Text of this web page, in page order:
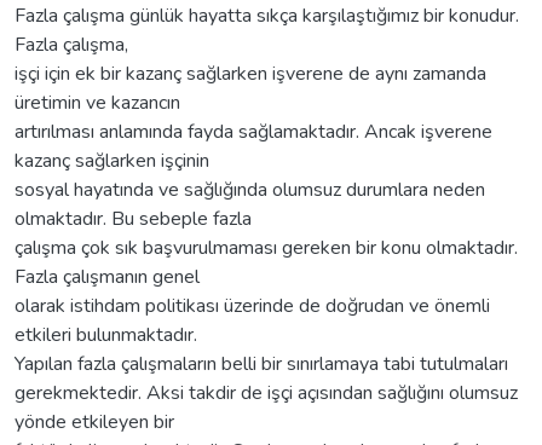
Fazla çalışma günlük hayatta sıkça karşılaştığımız bir konudur.
Fazla çalışma,
işçi için ek bir kazanç sağlarken işverene de aynı zamanda
üretimin ve kazancın
artırılması anlamında fayda sağlamaktadır. Ancak işverene
kazanç sağlarken işçinin
sosyal hayatında ve sağlığında olumsuz durumlara neden
olmaktadır. Bu sebeple fazla
çalışma çok sık başvurulmaması gereken bir konu olmaktadır.
Fazla çalışmanın genel
olarak istihdam politikası üzerinde de doğrudan ve önemli
etkileri bulunmaktadır.
Yapılan fazla çalışmaların belli bir sınırlamaya tabi tutulmaları
gerekmektedir. Aksi takdir de işçi açısından sağlığını olumsuz
yönde etkileyen bir